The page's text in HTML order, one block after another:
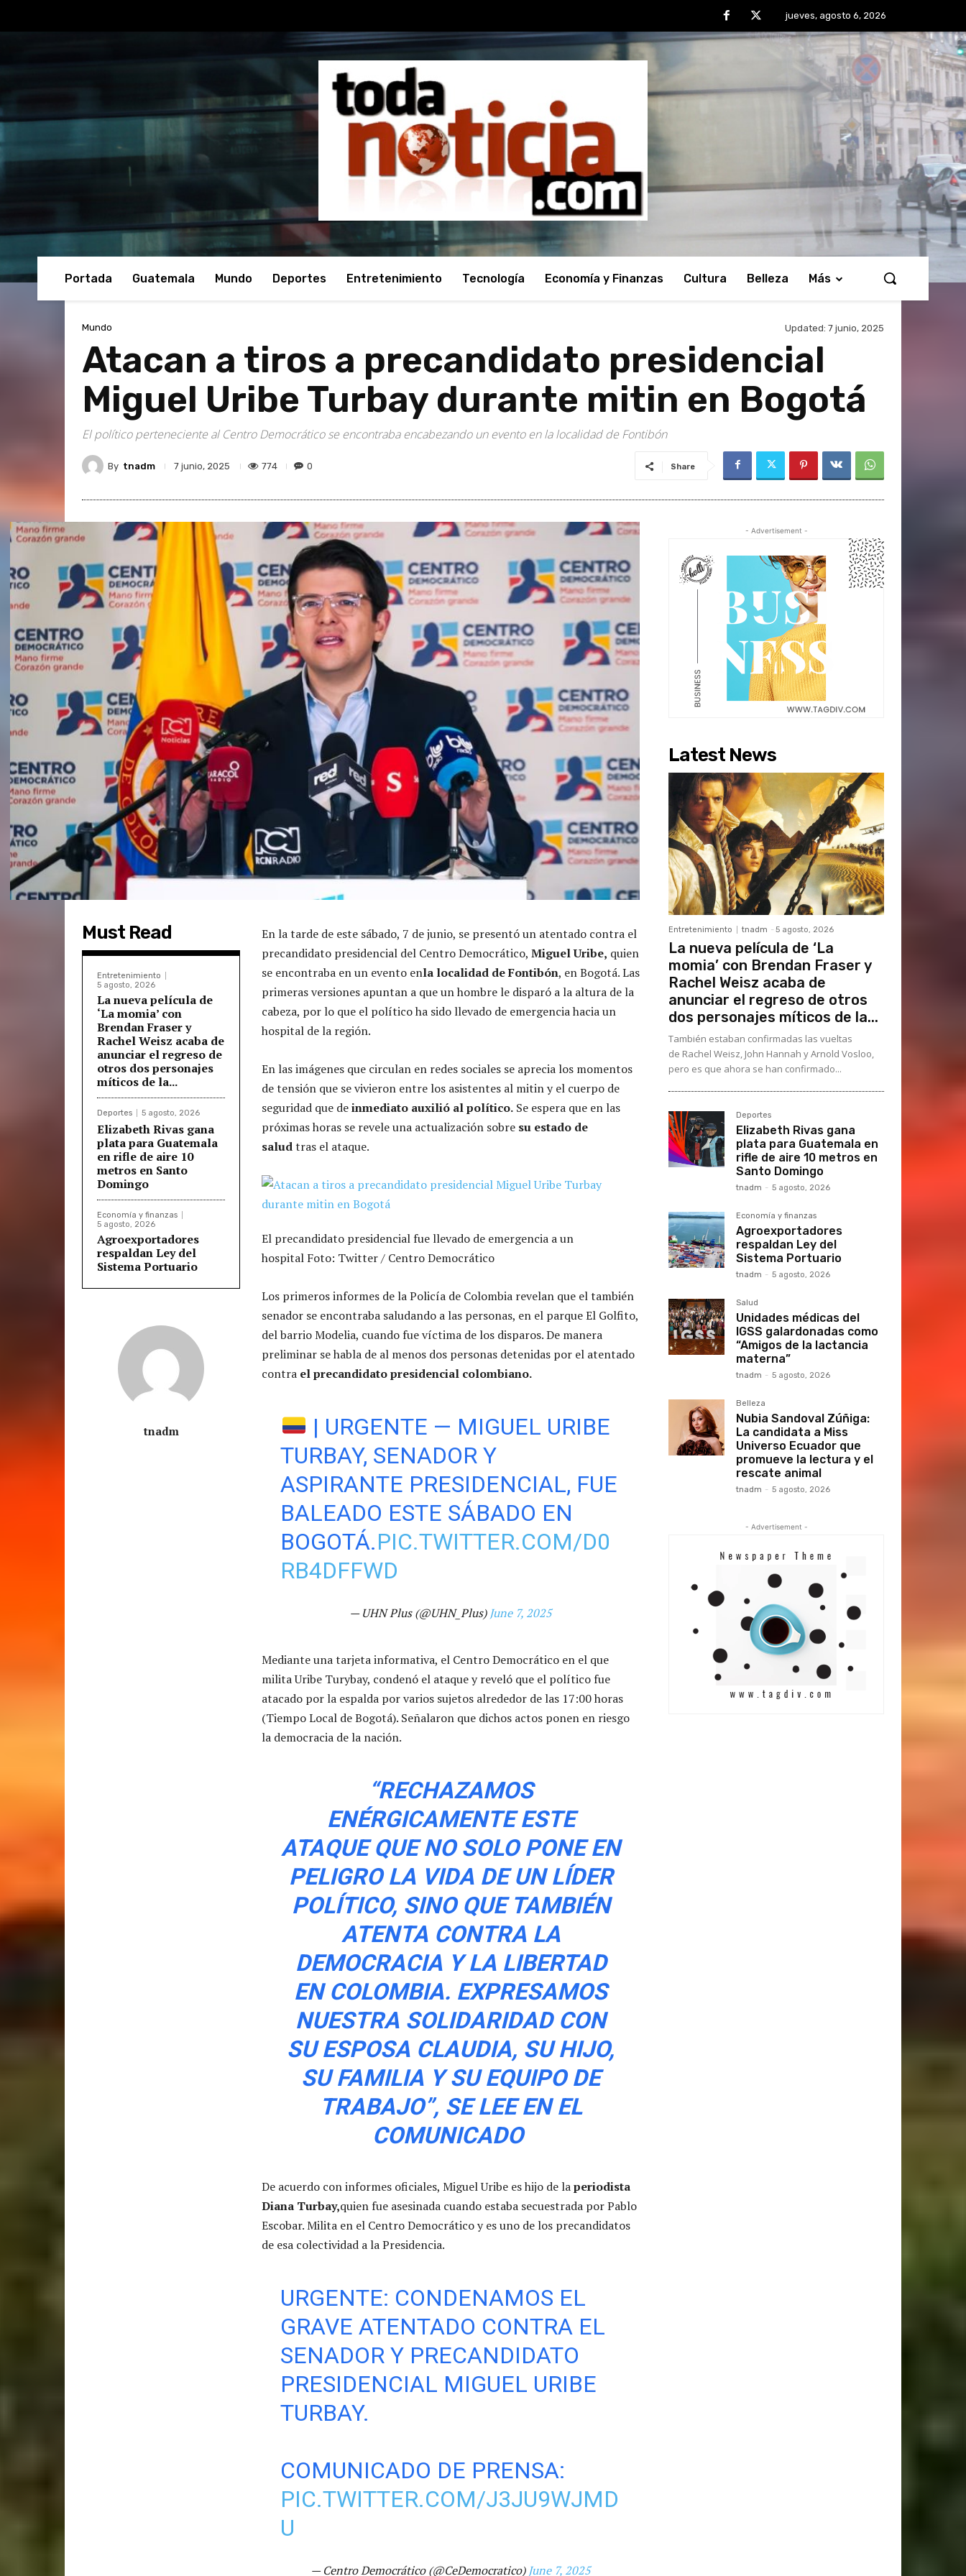
jueves, agosto 6, 2026
Portada Guatemala Mundo Deportes Entretenimiento Tecnología Economía y Finanzas Cultura Belleza Más
Mundo Updated: 7 junio, 2025
Atacan a tiros a precandidato presidencial
Miguel Uribe Turbay durante mitin en Bogotá
El político perteneciente al Centro Democrático se encontraba encabezando un evento en la localidad de Fontibón
By tnadm 7 junio, 2025 774 0 Share
Must Read
Entretenimiento
5 agosto, 2026
La nueva película de
‘La momia’ con
Brendan Fraser y
Rachel Weisz acaba de
anunciar el regreso de
otros dos personajes
míticos de la...
Deportes 5 agosto, 2026
Elizabeth Rivas gana
plata para Guatemala
en rifle de aire 10
metros en Santo
Domingo
Economía y finanzas
5 agosto, 2026
Agroexportadores
respaldan Ley del
Sistema Portuario
tnadm
En la tarde de este sábado, 7 de junio, se presentó un atentado contra el
precandidato presidencial del Centro Democrático, Miguel Uribe, quien
se encontraba en un evento enla localidad de Fontibón, en Bogotá. Las
primeras versiones apuntan a que un hombre le disparó a la altura de la
cabeza, por lo que el político ha sido llevado de emergencia hacia un
hospital de la región.
En las imágenes que circulan en redes sociales se aprecia los momentos
de tensión que se vivieron entre los asistentes al mitin y el cuerpo de
seguridad que deinmediato auxilió al político. Se espera que en las
próximas horas se revele una actualización sobre su estado de
saludtras el ataque.
El precandidato presidencial fue llevado de emergencia a un
hospital Foto: Twitter / Centro Democrático
Los primeros informes de la Policía de Colombia revelan que el también
senador se encontraba saludando a las personas, en el parque El Golfito,
del barrio Modelia, cuando fue víctima de los disparos. De manera
preliminar se habla de al menos dos personas detenidas por el atentado
contra el precandidato presidencial colombiano.
| URGENTE — MIGUEL URIBE
TURBAY, SENADOR Y
ASPIRANTE PRESIDENCIAL, FUE
BALEADO ESTE SÁBADO EN
BOGOTÁ.PIC.TWITTER.COM/D0
RB4DFFWD
— UHN Plus (@UHN_Plus) June 7, 2025
Mediante una tarjeta informativa, el Centro Democrático en el que
milita Uribe Turybay, condenó el ataque y reveló que el político fue
atacado por la espalda por varios sujetos alrededor de las 17:00 horas
(Tiempo Local de Bogotá). Señalaron que dichos actos ponen en riesgo
la democracia de la nación.
“RECHAZAMOS
ENÉRGICAMENTE ESTE
ATAQUE QUE NO SOLO PONE EN
PELIGRO LA VIDA DE UN LÍDER
POLÍTICO, SINO QUE TAMBIÉN
ATENTA CONTRA LA
DEMOCRACIA Y LA LIBERTAD
EN COLOMBIA. EXPRESAMOS
NUESTRA SOLIDARIDAD CON
SU ESPOSA CLAUDIA, SU HIJO,
SU FAMILIA Y SU EQUIPO DE
TRABAJO”, SE LEE EN EL
COMUNICADO
De acuerdo con informes oficiales, Miguel Uribe es hijo de laperiodista
Diana Turbay,quien fue asesinada cuando estaba secuestrada por Pablo
Escobar. Milita en el Centro Democrático y es uno de los precandidatos
de esa colectividad a la Presidencia.
URGENTE: CONDENAMOS EL
GRAVE ATENTADO CONTRA EL
SENADOR Y PRECANDIDATO
PRESIDENCIAL MIGUEL URIBE
TURBAY.
COMUNICADO DE PRENSA:
PIC.TWITTER.COM/J3JU9WJMD
U
— Centro Democrático (@CeDemocratico) June 7, 2025
- Advertisement -
Latest News
Entretenimiento tnadm - 5 agosto, 2026
La nueva película de ‘La
momia’ con Brendan Fraser y
Rachel Weisz acaba de
anunciar el regreso de otros
dos personajes míticos de la...
También estaban confirmadas las vueltas
de Rachel Weisz, John Hannah y Arnold Vosloo,
pero es que ahora se han confirmado...
Deportes
Elizabeth Rivas gana
plata para Guatemala en
rifle de aire 10 metros en
Santo Domingo
tnadm - 5 agosto, 2026
Economía y finanzas
Agroexportadores
respaldan Ley del
Sistema Portuario
tnadm - 5 agosto, 2026
Salud
Unidades médicas del
IGSS galardonadas como
“Amigos de la lactancia
materna”
tnadm - 5 agosto, 2026
Belleza
Nubia Sandoval Zúñiga:
La candidata a Miss
Universo Ecuador que
promueve la lectura y el
rescate animal
tnadm - 5 agosto, 2026
- Advertisement -